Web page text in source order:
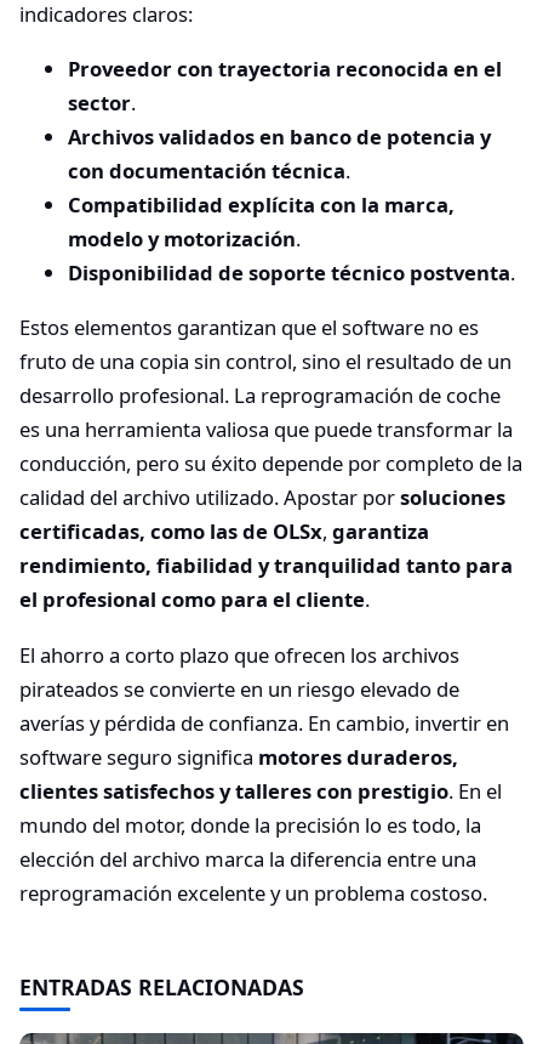
indicadores claros:
Proveedor con trayectoria reconocida en el
sector.
Archivos validados en banco de potencia y
con documentación técnica.
Compatibilidad explícita con la marca,
modelo y motorización.
Disponibilidad de soporte técnico postventa.
Estos elementos garantizan que el software no es
fruto de una copia sin control, sino el resultado de un
desarrollo profesional. La reprogramación de coche
es una herramienta valiosa que puede transformar la
conducción, pero su éxito depende por completo de la
calidad del archivo utilizado. Apostar porsoluciones
certificadas, como las de OLSx, garantiza
rendimiento, fiabilidad y tranquilidad tanto para
el profesional como para el cliente.
El ahorro a corto plazo que ofrecen los archivos
pirateados se convierte en un riesgo elevado de
averías y pérdida de confianza. En cambio, invertir en
software seguro significa motores duraderos,
clientes satisfechos y talleres con prestigio. En el
mundo del motor, donde la precisión lo es todo, la
elección del archivo marca la diferencia entre una
reprogramación excelente y un problema costoso.
ENTRADAS RELACIONADAS